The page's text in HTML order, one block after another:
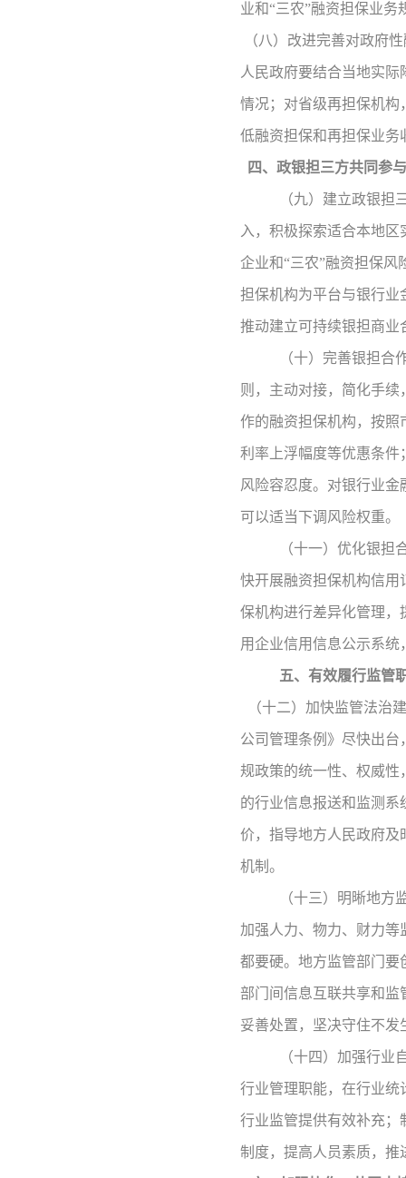
业和“三农”融资担保业务
（八）改进完善对政府
人民政府要结合当地实
情况；对省级再担保机构
低融资担保和再担保业务
四、政银担三方共同参
（九）建立政银担
入，积极探索适合本地
企业和“三农”融资担保
担保机构为平台与银行业
推动建立可持续银担商业
（十）完善银担
则，主动对接，简化手
作的融资担保机构，按照
利率上浮幅度等优惠条件
风险容忍度。对银行业金
可以适当下调风险权重。
（十一）优化银
快开展融资担保机构信用
保机构进行差异化管理，
用企业信用信息公示系
五、有效履行监管
（十二）加快监管法治
公司管理条例》尽快出
规政策的统一性、权威性
的行业信息报送和监测
价，指导地方人民政府及
机制。
（十三）明晰地
加强人力、物力、财力
都要硬。地方监管部门要
部门间信息互联共享和
妥善处置，坚决守住不
（十四）加强行
行业管理职能，在行业统
行业监管提供有效补充；
制度，提高人员素质，推